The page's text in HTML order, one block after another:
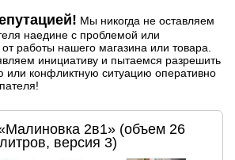
Мы никогда не оставляем
наедине с проблемой или
работы нашего магазина или товара.
инициативу и пытаемся разрешить
конфликтную ситуацию оперативно
2в1» (объем 26
литров, версия 3)